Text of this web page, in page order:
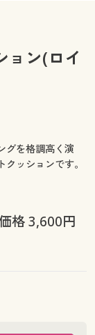
ョン(ロイ
グを格調高く演
ッションです。
格 3,600円